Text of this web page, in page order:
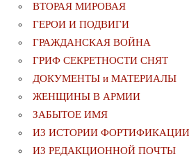
ВТОРАЯ МИРОВАЯ
ГЕРОИ И ПОДВИГИ
ГРАЖДАНСКАЯ ВОЙНА
ГРИФ СЕКРЕТНОСТИ СНЯТ
ДОКУМЕНТЫ и МАТЕРИАЛЫ
ЖЕНЩИНЫ В АРМИИ
ЗАБЫТОЕ ИМЯ
ИЗ ИСТОРИИ ФОРТИФИКАЦИИ
ИЗ РЕДАКЦИОННОЙ ПОЧТЫ